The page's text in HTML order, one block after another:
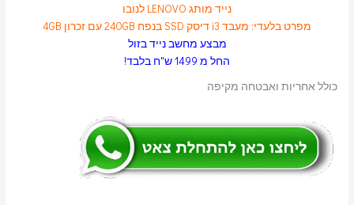
נייד מותג LENOVO לנובו
מפרט בלעדי: מעבד i3 דיסק SSD בנפח 240GB עם זכרון 4GB
מבצע מחשב נייד בזול
החל מ 1499 ש"ח בלבד!
כולל אחריות ואבטחה מקיפה